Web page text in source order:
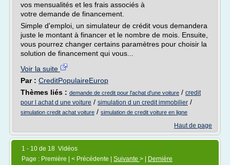
vos mensualités et les frais associés à
votre demande de financement.
Simple d'emploi, un simulateur de crédit vous demandera
juste le montant à financer et le nombre de mois. Ensuite,
vous pourrez changer certains paramètres pour choisir la
solution de financement qui vous...
Voir la suite
Par : CreditPopulaireEurop
Thèmes liés : demande de credit pour l'achat d'une voiture / credit
pour l achat d une voiture / simulation d un credit immobilier /
simulation credit achat voiture / simulation de credit voiture en ligne
Haut de page
1 - 10 de 18 Vidéos
Page : Première | < Précédente | Suivante > |
Dernière